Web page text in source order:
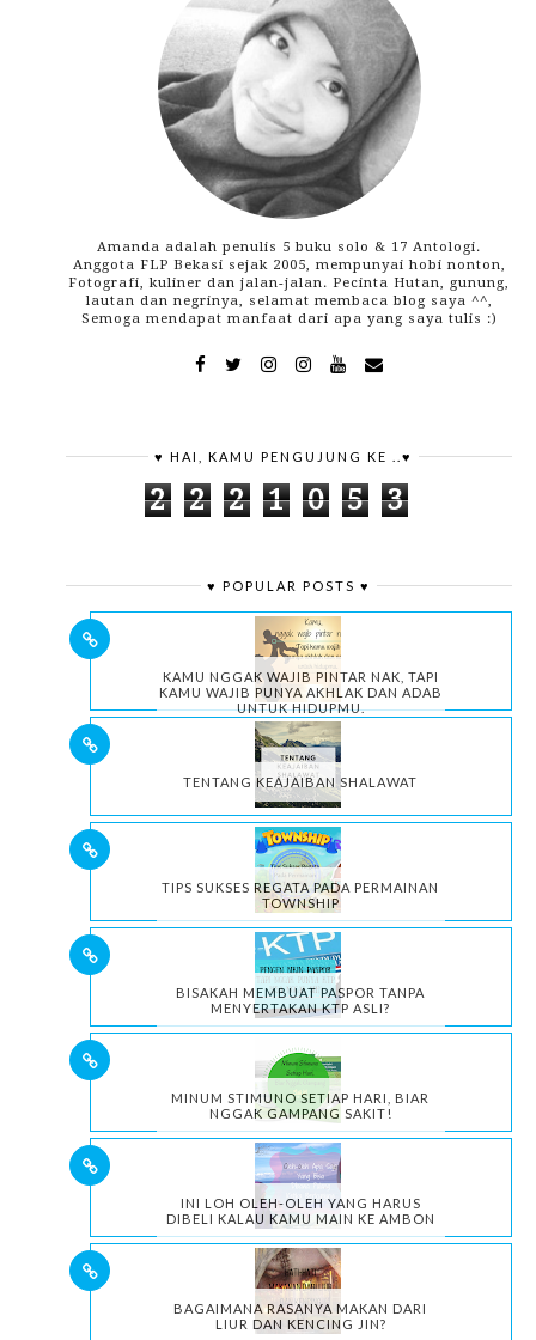
Amanda adalah penulis 5 buku solo & 17 Antologi.
Anggota FLP Bekasi sejak 2005, mempunyai hobi nonton,
Fotografi, kuliner dan jalan-jalan. Pecinta Hutan, gunung,
lautan dan negrinya, selamat membaca blog saya ^^,
Semoga mendapat manfaat dari apa yang saya tulis :)
♥ HAI, KAMU PENGUJUNG KE ..♥
2 2 2 1 0 5 3
♥ POPULAR POSTS ♥
KAMU NGGAK WAJIB PINTAR NAK, TAPI
KAMU WAJIB PUNYA AKHLAK DAN ADAB
UNTUK HIDUPMU.
TENTANG KEAJAIBAN SHALAWAT
TIPS SUKSES REGATA PADA PERMAINAN
TOWNSHIP
BISAKAH MEMBUAT PASPOR TANPA
MENYERTAKAN KTP ASLI?
MINUM STIMUNO SETIAP HARI, BIAR
NGGAK GAMPANG SAKIT!
INI LOH OLEH-OLEH YANG HARUS
DIBELI KALAU KAMU MAIN KE AMBON
BAGAIMANA RASANYA MAKAN DARI
LIUR DAN KENCING JIN?